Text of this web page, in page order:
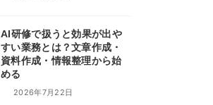
AI研修で扱うと効果が出や
すい業務とは？文章作成・
資料作成・情報整理から始
める
2026年7月22日